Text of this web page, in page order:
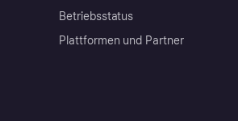
Betriebsstatus
Plattformen und Partner